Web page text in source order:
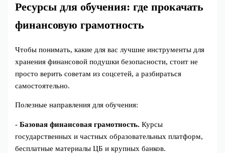
Ресурсы для обучения: где прокачать
финансовую грамотность
Чтобы понимать, какие для вас лучшие инструменты для
хранения финансовой подушки безопасности, стоит не
просто верить советам из соцсетей, а разбираться
самостоятельно.
Полезные направления для обучения:
-Базовая финансовая грамотность. Курсы
государственных и частных образовательных платформ,
бесплатные материалы ЦБ и крупных банков.